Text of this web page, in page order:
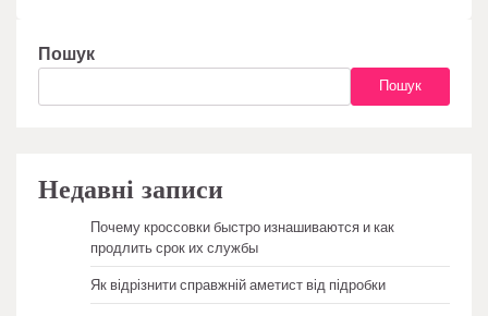
Пошук
Пошук
Недавні записи
Почему кроссовки быстро изнашиваются и как
продлить срок их службы
Як відрізнити справжній аметист від підробки